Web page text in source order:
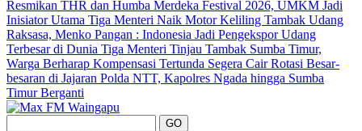
Resmikan THR dan Humba Merdeka Festival 2026, UMKM Jadi
Inisiator Utama Tiga Menteri Naik Motor Keliling Tambak Udang
Raksasa, Menko Pangan : Indonesia Jadi Pengekspor Udang
Terbesar di Dunia Tiga Menteri Tinjau Tambak Sumba Timur,
Warga Berharap Kompensasi Tertunda Segera CairRotasi Besar-
besaran di Jajaran Polda NTT, Kapolres Ngada hingga Sumba
Timur Berganti